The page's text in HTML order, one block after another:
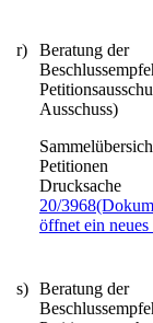
r)
Beratung der
Ausschuss)
Petitionen
Drucksache
20/3968
öffnet ein neues
s) Beratung der